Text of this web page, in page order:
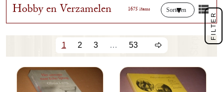
Hobby en Verzamelen 1675 items Sorteren
1 2 3 … 53
FILTER